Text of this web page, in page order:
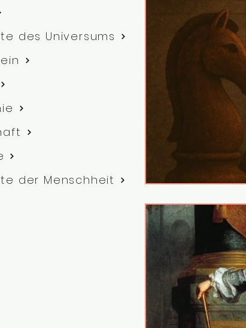
des Universums
der Menschheit